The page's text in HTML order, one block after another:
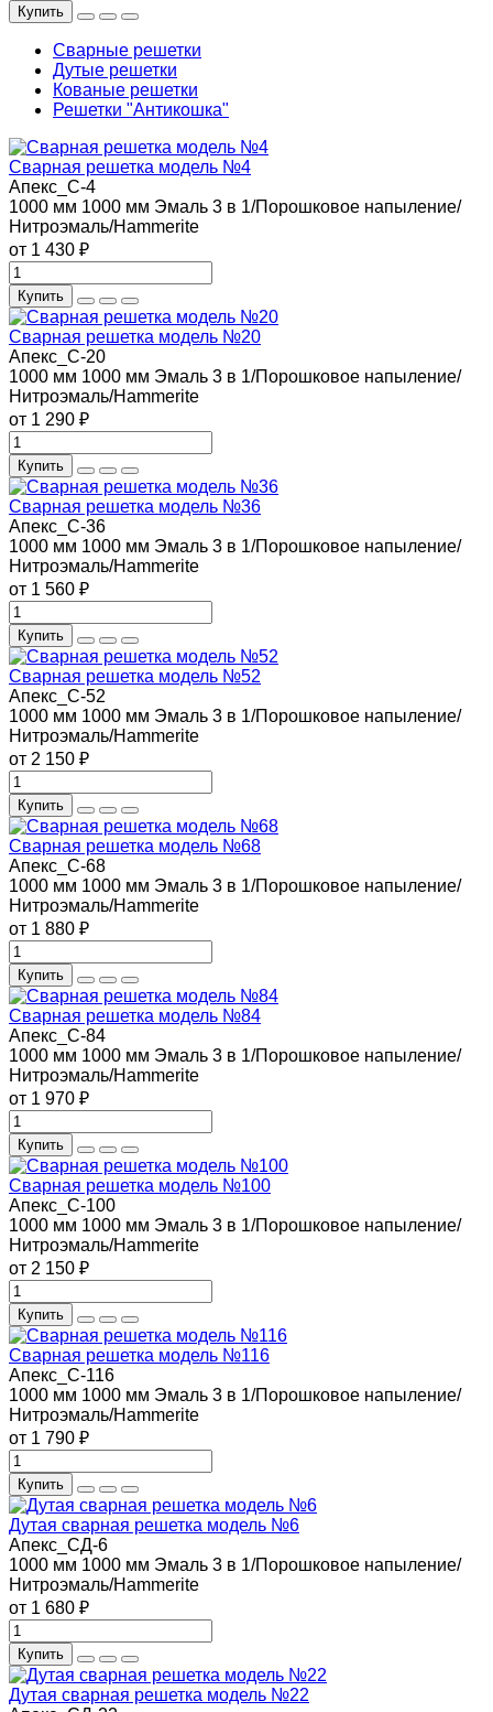
Купить
Сварные решетки
Дутые решетки
Кованые решетки
Решетки "Антикошка"
Сварная решетка модель №4
Апекс_С-4
1000 мм 1000 мм Эмаль 3 в 1/Порошковое напыление/
Нитроэмаль/Hammerite
от 1 430 ₽
Купить
Сварная решетка модель №20
Апекс_С-20
1000 мм 1000 мм Эмаль 3 в 1/Порошковое напыление/
Нитроэмаль/Hammerite
от 1 290 ₽
Купить
Сварная решетка модель №36
Апекс_С-36
1000 мм 1000 мм Эмаль 3 в 1/Порошковое напыление/
Нитроэмаль/Hammerite
от 1 560 ₽
Купить
Сварная решетка модель №52
Апекс_С-52
1000 мм 1000 мм Эмаль 3 в 1/Порошковое напыление/
Нитроэмаль/Hammerite
от 2 150 ₽
Купить
Сварная решетка модель №68
Апекс_С-68
1000 мм 1000 мм Эмаль 3 в 1/Порошковое напыление/
Нитроэмаль/Hammerite
от 1 880 ₽
Купить
Сварная решетка модель №84
Апекс_С-84
1000 мм 1000 мм Эмаль 3 в 1/Порошковое напыление/
Нитроэмаль/Hammerite
от 1 970 ₽
Купить
Сварная решетка модель №100
Апекс_С-100
1000 мм 1000 мм Эмаль 3 в 1/Порошковое напыление/
Нитроэмаль/Hammerite
от 2 150 ₽
Купить
Сварная решетка модель №116
Апекс_С-116
1000 мм 1000 мм Эмаль 3 в 1/Порошковое напыление/
Нитроэмаль/Hammerite
от 1 790 ₽
Купить
Дутая сварная решетка модель №6
Апекс_СД-6
1000 мм 1000 мм Эмаль 3 в 1/Порошковое напыление/
Нитроэмаль/Hammerite
от 1 680 ₽
Купить
Дутая сварная решетка модель №22